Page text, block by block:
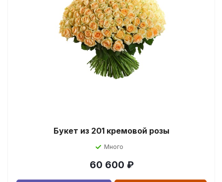
Букет из 201 кремовой розы
Много
60 600 ₽